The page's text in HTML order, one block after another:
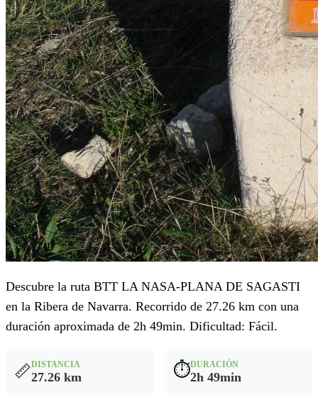
Descubre la ruta BTT LA NASA-PLANA DE SAGASTI
en la Ribera de Navarra. Recorrido de 27.26 km con una
duración aproximada de 2h 49min. Dificultad: Fácil.
📏DISTANCIA
27.26 km ⏱️DURACIÓN
2h 49min